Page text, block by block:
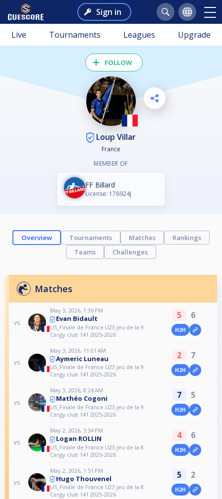
Sign in
Live Tournaments Leagues Upgrade
FOLLOW
Loup Villar
France
MEMBER OF
FF Billard
License: 176924J
Overview Tournaments Matches
Rankings
Teams
Challenges
Matches
vs
May 3, 2026, 1:36 PM
Evan Bidault
US_Finale de France U23 jeu de la 9
Cergy club 141 2025-2026
5 6
H2H
vs
May 3, 2026, 11:01 AM
Aymeric Luneau
US_Finale de France U23 jeu de la 9
Cergy club 141 2025-2026
2 7
H2H
vs
May 3, 2026, 8:24 AM
Mathéo Cogoni
US_Finale de France U23 jeu de la 9
Cergy club 141 2025-2026
7 5
H2H
vs
May 2, 2026, 3:34 PM
Logan ROLLIN
US_Finale de France U23 jeu de la 8
Cergy club 141 2025-2026
4 6
H2H
vs
May 2, 2026, 1:51 PM
Hugo Thouvenel
US_Finale de France U23 jeu de la 8
Cergy club 141 2025-2026
5 2
H2H